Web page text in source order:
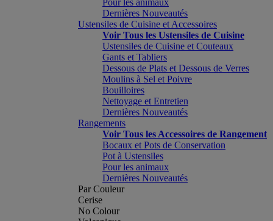
Pour les animaux
Dernières Nouveautés
Ustensiles de Cuisine et Accessoires
Voir Tous les Ustensiles de Cuisine
Ustensiles de Cuisine et Couteaux
Gants et Tabliers
Dessous de Plats et Dessous de Verres
Moulins à Sel et Poivre
Bouilloires
Nettoyage et Entretien
Dernières Nouveautés
Rangements
Voir Tous les Accessoires de Rangement
Bocaux et Pots de Conservation
Pot à Ustensiles
Pour les animaux
Dernières Nouveautés
Par Couleur
Cerise
No Colour